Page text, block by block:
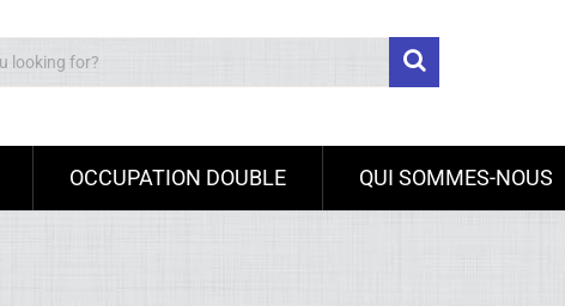
OCCUPATION DOUBLE QUI SOMMES-NOUS